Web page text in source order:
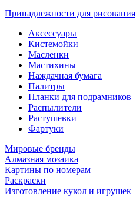
Принадлежности для рисования
Аксессуары
Кистемойки
Масленки
Мастихины
Наждачная бумага
Палитры
Планки для подрамников
Распылители
Растушевки
Фартуки
Мировые бренды
Алмазная мозаика
Картины по номерам
Раскраски
Изготовление кукол и игрушек